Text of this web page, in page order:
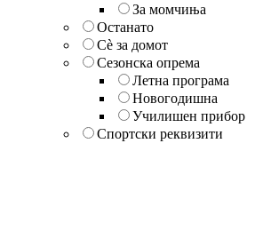
За момчиња
Останато
Сè за домот
Сезонска опрема
Летна програма
Новогодишна
Училишен прибор
Спортски реквизити